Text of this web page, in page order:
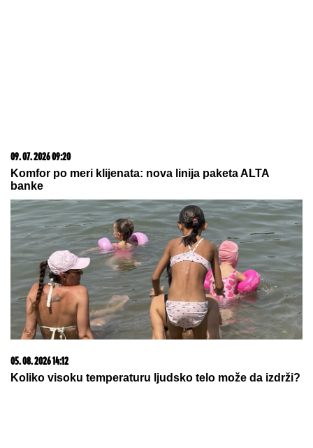
09. 07. 2026 09:20
Komfor po meri klijenata: nova linija paketa ALTA
banke
05. 08. 2026 14:12
Koliko visoku temperaturu ljudsko telo može da izdrži?